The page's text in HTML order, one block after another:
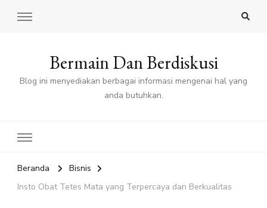
Bermain Dan Berdiskusi
Blog ini menyediakan berbagai informasi mengenai hal yang
anda butuhkan.
Beranda
Bisnis
Insto Obat Tetes Mata yang Terpercaya dan Berkualitas